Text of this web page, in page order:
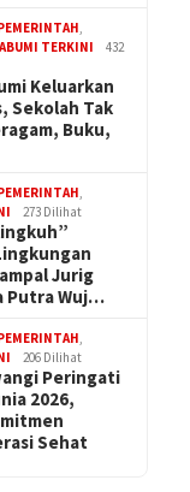
,
TERKINI
432
Keluarkan
Sekolah Tak
Buku,
,
273 Dilihat
Jurig
Putra Wuj…
,
206 Dilihat
Peringati
2026,
Sehat